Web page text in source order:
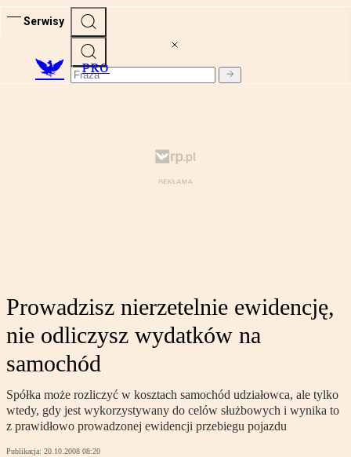
Serwisy
PRO
Prowadzisz nierzetelnie ewidencję,
nie odliczysz wydatków na
samochód
Spółka może rozliczyć w kosztach samochód udziałowca, ale tylko
wtedy, gdy jest wykorzystywany do celów służbowych i wynika to
z prawidłowo prowadzonej ewidencji przebiegu pojazdu
Publikacja: 20.10.2008 08:20